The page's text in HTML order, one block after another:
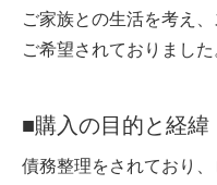
ご家族との生活を考え
ご希望されておりました
■購入の目的と経緯
債務整理をされており